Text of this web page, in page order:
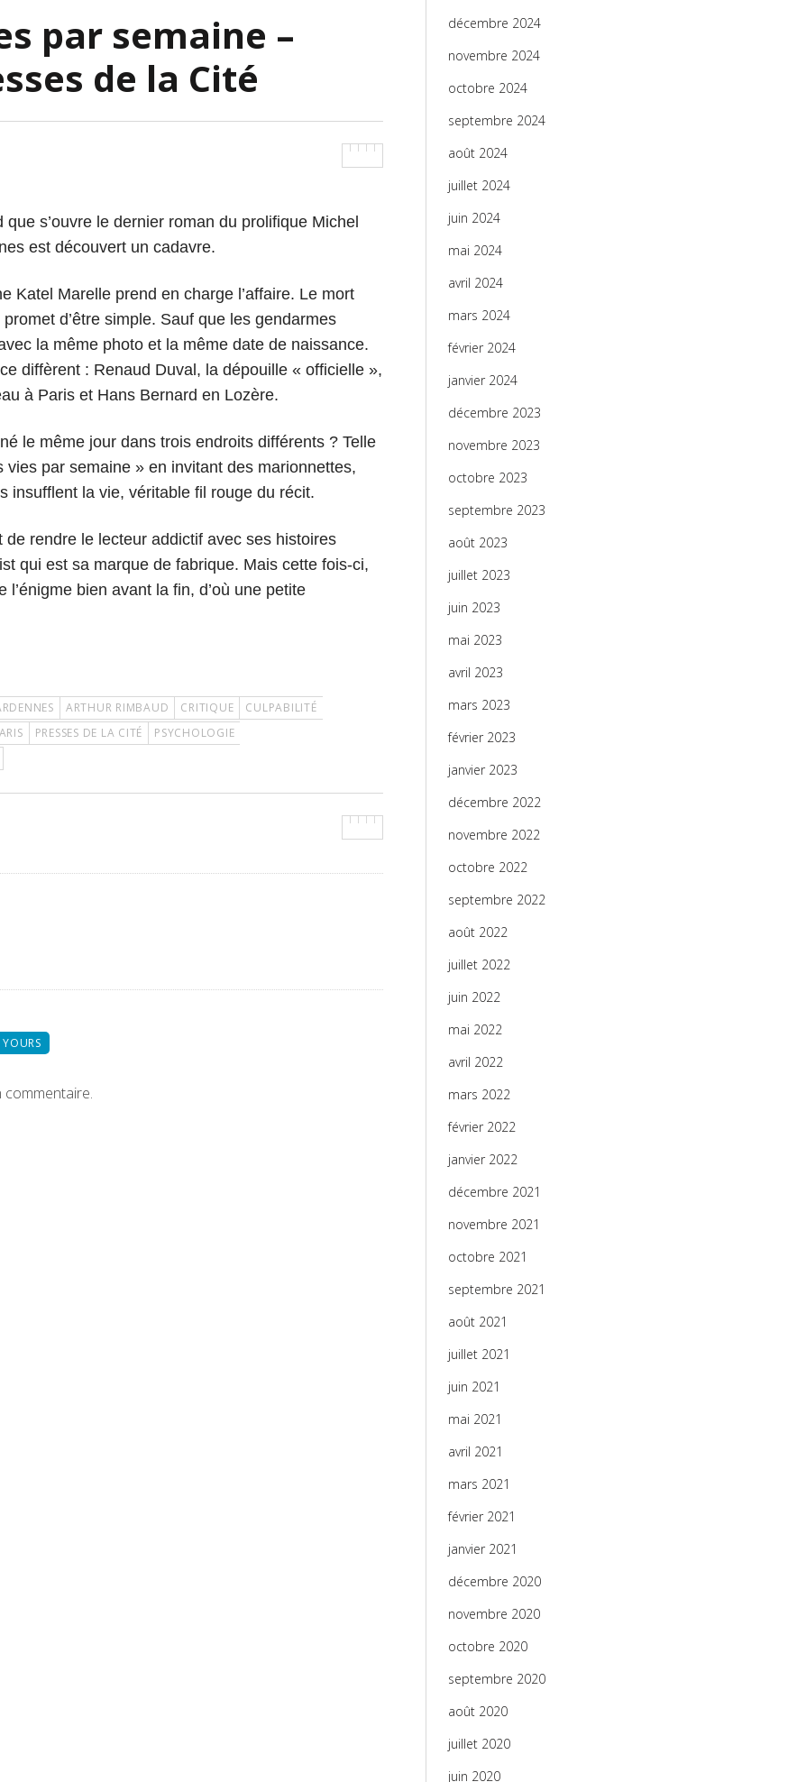
par semaine –
de la Cité
que s’ouvre le dernier roman du prolifique Michel
est découvert un cadavre.
Katel Marelle prend en charge l’affaire. Le mort
d’être simple. Sauf que les gendarmes
la même photo et la même date de naissance.
diffèrent : Renaud Duval, la dépouille « officielle »,
à Paris et Hans Bernard en Lozère.
le même jour dans trois endroits différents ? Telle
par semaine » en invitant des marionnettes,
insufflent la vie, véritable fil rouge du récit.
rendre le lecteur addictif avec ses histoires
qui est sa marque de fabrique. Mais cette fois-ci,
bien avant la fin, d’où une petite
ARTHUR RIMBAUD CRITIQUE
CULPABILITÉ
PRESSES DE LA CITÉ
PSYCHOLOGIE
décembre 2024
novembre 2024
octobre 2024
septembre 2024
août 2024
juillet 2024
juin 2024
mai 2024
avril 2024
mars 2024
février 2024
janvier 2024
décembre 2023
novembre 2023
octobre 2023
septembre 2023
août 2023
juillet 2023
juin 2023
mai 2023
avril 2023
mars 2023
février 2023
janvier 2023
décembre 2022
novembre 2022
octobre 2022
septembre 2022
août 2022
juillet 2022
juin 2022
mai 2022
avril 2022
mars 2022
février 2022
janvier 2022
décembre 2021
novembre 2021
octobre 2021
septembre 2021
août 2021
juillet 2021
juin 2021
mai 2021
avril 2021
mars 2021
février 2021
janvier 2021
décembre 2020
novembre 2020
octobre 2020
septembre 2020
août 2020
juillet 2020
juin 2020